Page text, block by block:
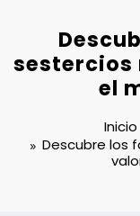
sestercios
el
Inicio
Descubre los